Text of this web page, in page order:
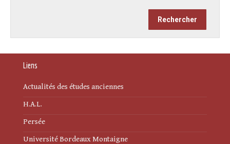
Liens
Actualités des études anciennes
H.A.L.
Persée
Université Bordeaux Montaigne